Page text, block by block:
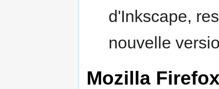
d'Inkscape,
nouvelle
Mozilla